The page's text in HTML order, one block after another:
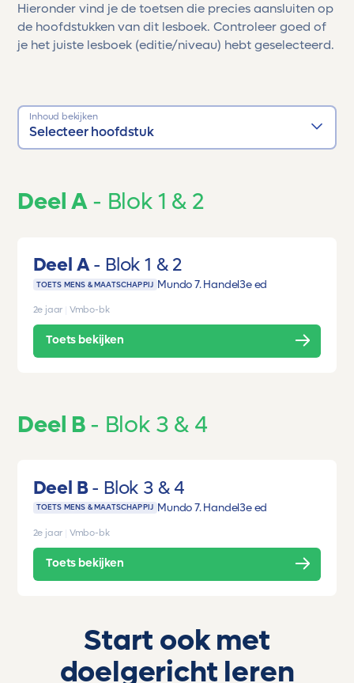
Hieronder vind je de toetsen die precies aansluiten op
de hoofdstukken van dit lesboek. Controleer goed of
je het juiste lesboek (editie/niveau) hebt geselecteerd.
Inhoud bekijken
Selecteer hoofdstuk
Deel A Blok 1 & 2
Deel A Blok 1 & 2
TOETS MENS & MAATSCHAPPIJ Mundo 7. Handel3e ed
2e jaar Vmbo-bk
Toets bekijken
Deel B Blok 3 & 4
Deel B Blok 3 & 4
TOETS MENS & MAATSCHAPPIJ Mundo 7. Handel3e ed
2e jaar Vmbo-bk
Toets bekijken
Start ook met
doelgericht leren